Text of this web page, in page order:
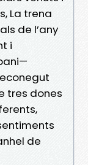
La trena
de l’any
i
tres dones
de